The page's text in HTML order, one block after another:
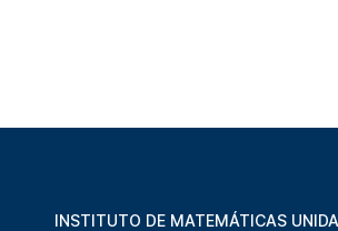
INSTITUTO DE MATEMÁTICAS